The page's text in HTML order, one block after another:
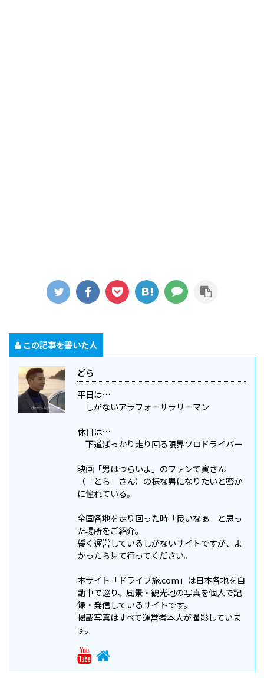
この記事を書いた人
どら
平日は…
しがないアラフォーサラリーマン
休日は…
下道ばっかり走り回る限界ソロドライバー
映画「男はつらいよ」のファンで寅さん
（「とら」さん）の様な男になりたいと密か
に憧れている。
全国各地を走り回った時「良いなぁ」と思っ
た場所をご紹介。
緩く運営しているしがないサイトですが、よ
かったら見て行ってください。
本サイト「ドライブ旅.com」は日本各地を自
動車で巡り、風景・観光地の写真を個人で記
録・発信しているサイトです。
掲載写真はすべて運営者本人が撮影していま
す。